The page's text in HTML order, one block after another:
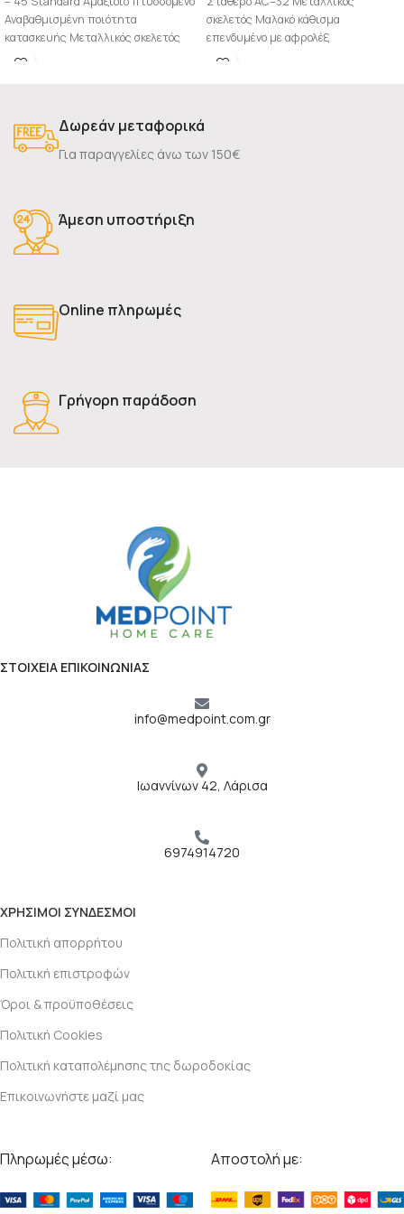
Αναβαθμισμένη ποιότητα
κατασκευής Μεταλλικός σκελετός
Υφασμάτινο κάθισμα Ανυψούμενα
σκελετός Μαλακό κάθισμα
επενδυμένο με αφρολέξ
αφαιρούμενο για χρήση μπάνιου
Δωρεάν μεταφορικά
Για παραγγελίες άνω των 150€
Άμεση υποστήριξη
Online πληρωμές
Γρήγορη παράδοση
ΣΤΟΙΧΕΙΑ ΕΠΙΚΟΙΝΩΝΙΑΣ
info@medpoint.com.gr
Ιωαννίνων 42, Λάρισα
6974914720
ΧΡΗΣΙΜΟΙ ΣΥΝΔΕΣΜΟΙ
Πολιτική απορρήτου
Πολιτική επιστροφών
Όροι & προϋποθέσεις
Πολιτική Cookies
Πολιτική καταπολέμησης της δωροδοκίας
Επικοινωνήστε μαζί μας
Πληρωμές μέσω: Αποστολή με: